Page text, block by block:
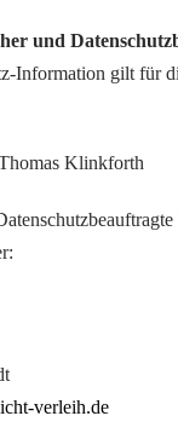
und
Information gilt für
Klinkforth
verleih.de